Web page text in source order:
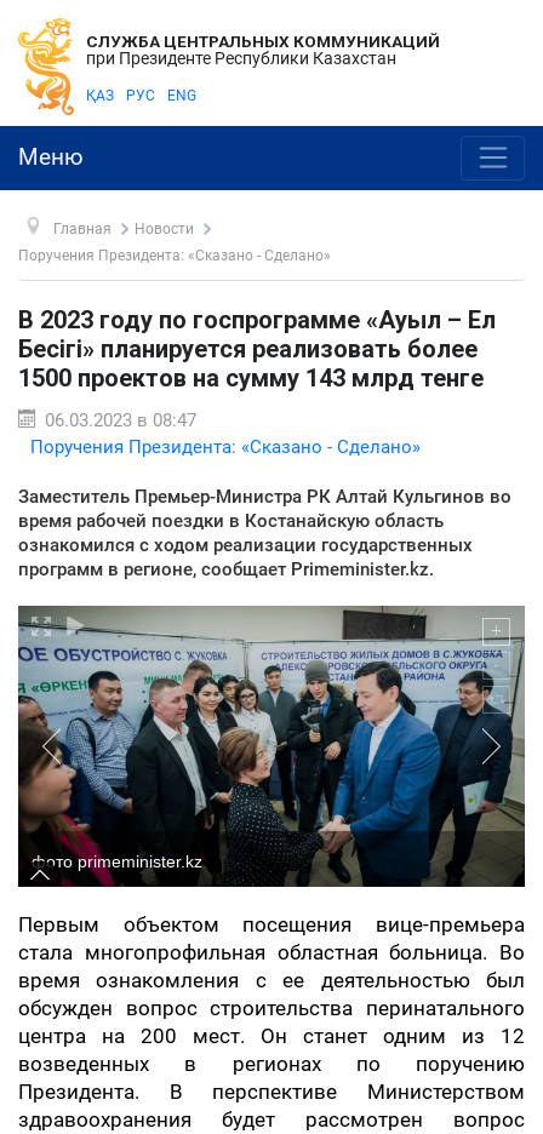
СЛУЖБА ЦЕНТРАЛЬНЫХ КОММУНИКАЦИЙ
при Президенте Республики Казахстан
ҚАЗ РУС ENG
Меню
Главная
Новости
Поручения Президента: «Сказано - Сделано»
В 2023 году по госпрограмме «Ауыл – Ел
Бесігі» планируется реализовать более
1500 проектов на сумму 143 млрд тенге
06.03.2023 в 08:47
Поручения Президента: «Сказано - Сделано»
Заместитель Премьер-Министра РК Алтай Кульгинов во
время рабочей поездки в Костанайскую область
ознакомился с ходом реализации государственных
программ в регионе, сообщает Primeminister.kz.
фото primeminister.kz
Первым объектом посещения вице-премьера
стала многопрофильная областная больница. Во
время ознакомления с ее деятельностью был
обсужден вопрос строительства перинатального
центра на 200 мест. Он станет одним из 12
возведенных в регионах по поручению
Президента. В перспективе Министерством
здравоохранения будет рассмотрен вопрос